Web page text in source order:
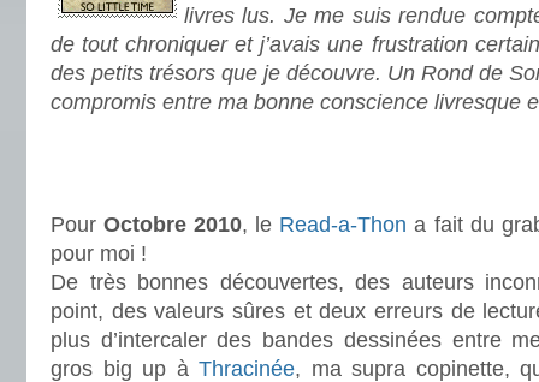
livres lus. Je me suis rendue
de tout chroniquer et j’avais une frustration
des petits trésors que je découvre. Un Rond de
compromis entre ma bonne conscience livresque
PourOctobre 2010, le Read-a-Thon a fait du
pour moi !
De très bonnes découvertes, des auteurs
point, des valeurs sûres et deux erreurs de
plus d’intercaler des bandes dessinées entre
gros big up à Thracinée, ma supra copinette,